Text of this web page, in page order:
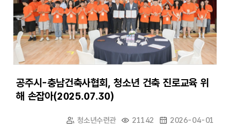
공주시-충남건축사협회, 청소년 건축 진로교육 위
해 손잡아(2025.07.30)
청소년수련관 21142 2026-04-01